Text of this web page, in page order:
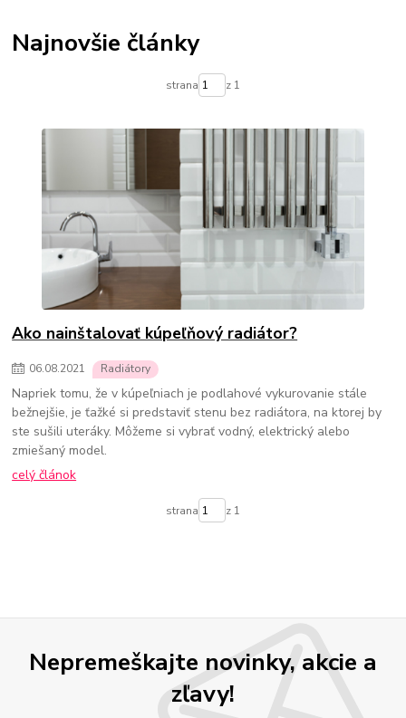
Skrinky pre rozdelovače podlahového kúrenia
Konvektorové ohrievače
Bojlery
Prietokové bojlery
Zlaté radiátory do kúpeľne
Najnovšie články
strana z 1
Ako nainštalovať kúpeľňový radiátor?
06.08.2021 Radiátory
Napriek tomu, že v kúpeľniach je podlahové vykurovanie stále
bežnejšie, je ťažké si predstaviť stenu bez radiátora, na ktorej by
ste sušili uteráky. Môžeme si vybrať vodný, elektrický alebo
zmiešaný model.
celý článok
strana z 1
Nepremeškajte novinky, akcie a
zľavy!